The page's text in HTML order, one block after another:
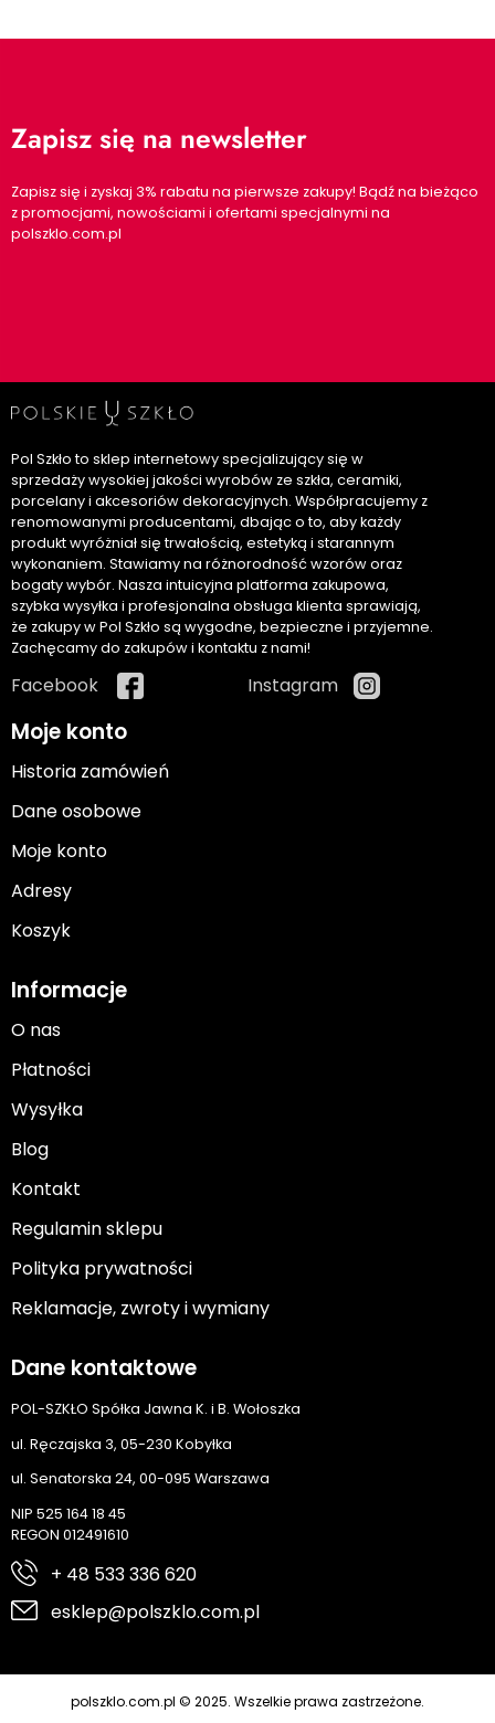
Zapisz się na newsletter
Zapisz się i zyskaj 3% rabatu na pierwsze zakupy! Bądź na bieżąco
z promocjami, nowościami i ofertami specjalnymi na
polszklo.com.pl
Pol Szkło to sklep internetowy specjalizujący się w
sprzedaży wysokiej jakości wyrobów ze szkła, ceramiki,
porcelany i akcesoriów dekoracyjnych. Współpracujemy z
renomowanymi producentami, dbając o to, aby każdy
produkt wyróżniał się trwałością, estetyką i starannym
wykonaniem. Stawiamy na różnorodność wzorów oraz
bogaty wybór. Nasza intuicyjna platforma zakupowa,
szybka wysyłka i profesjonalna obsługa klienta sprawiają,
że zakupy w Pol Szkło są wygodne, bezpieczne i przyjemne.
Zachęcamy do zakupów i kontaktu z nami!
Facebook Instagram
Moje konto
Historia zamówień
Dane osobowe
Moje konto
Adresy
Koszyk
Informacje
O nas
Płatności
Wysyłka
Blog
Kontakt
Regulamin sklepu
Polityka prywatności
Reklamacje, zwroty i wymiany
Dane kontaktowe
POL-SZKŁO Spółka Jawna K. i B. Wołoszka
ul. Ręczajska 3, 05-230 Kobyłka
ul. Senatorska 24, 00-095 Warszawa
NIP 525 164 18 45
REGON 012491610
+ 48 533 336 620
esklep@polszklo.com.pl
polszklo.com.pl © 2025. Wszelkie prawa zastrzeżone.